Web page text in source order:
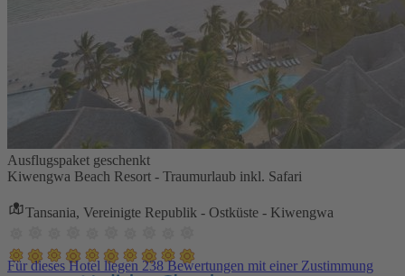
Ausflugspaket geschenkt
Kiwengwa Beach Resort - Traumurlaub inkl. Safari
Tansania, Vereinigte Republik - Ostküste - Kiwengwa
Für dieses Hotel liegen 238 Bewertungen mit einer Zustimmung